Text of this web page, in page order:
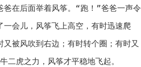
在后面举着风筝。“跑！”爸爸一声令
会儿，风筝飞上高空，有时迅速爬
被风吹到右边；有时转个圈；有时又
虎之力，风筝才平稳地飞起。